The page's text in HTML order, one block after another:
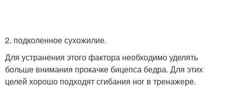
2. подколенное сухожилие.
Для устранения этого фактора необходимо уделять
больше внимания прокачке бицепса бедра. Для этих
целей хорошо подходят сгибания ног в тренажере.